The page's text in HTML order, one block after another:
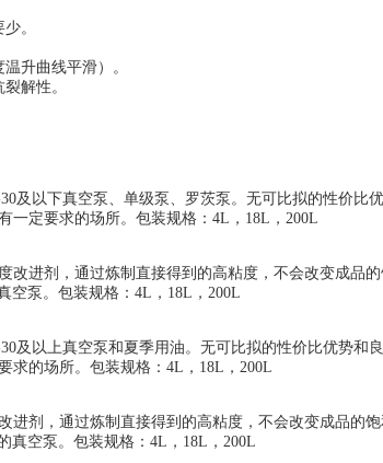
。
升曲线平滑）。
解性。
及以下真空泵、单级泵、罗茨泵。无可比拟的性价比
一定要求的场所。包装规格：4L，18L，200L
改进剂，通过炼制直接得到的高粘度，不会改变成品
空泵。包装规格：4L，18L，200L
及以上真空泵和夏季用油。无可比拟的性价比优势和
求的场所。包装规格：4L，18L，200L
进剂，通过炼制直接得到的高粘度，不会改变成品的饱
真空泵。包装规格：4L，18L，200L